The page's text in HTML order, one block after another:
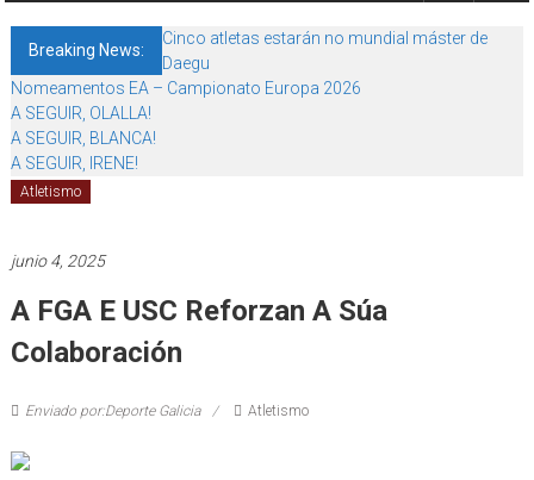
Breaking News:
Cinco atletas estarán no mundial máster de
Daegu
Nomeamentos EA – Campionato Europa 2026
A SEGUIR, OLALLA!
A SEGUIR, BLANCA!
A SEGUIR, IRENE!
Atletismo
junio 4, 2025
A FGA E USC Reforzan A Súa
Colaboración
Enviado por:Deporte Galicia Atletismo